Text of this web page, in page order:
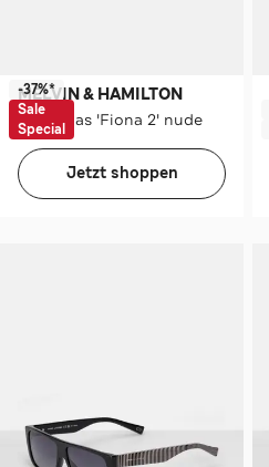
MELVIN & HAMILTON
Ballerinas 'Fiona 2' nude
-37%*
Sale
Special
Jetzt shoppen